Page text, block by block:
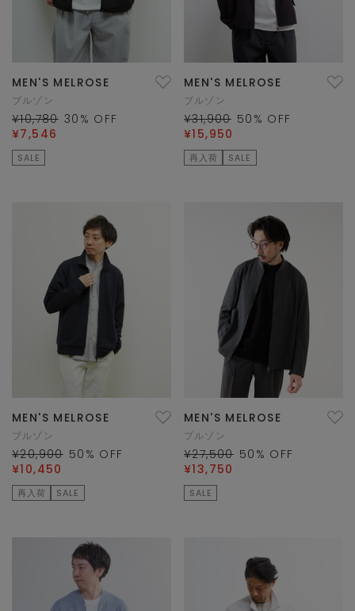
MEN'S MELROSE
ブルゾン
¥10,780 30 % OFF
¥7,546
SALE
MEN'S MELROSE
ブルゾン
¥31,900 50 % OFF
¥15,950
再入荷 SALE
MEN'S MELROSE
ブルゾン
¥20,900 50 % OFF
¥10,450
再入荷 SALE
MEN'S MELROSE
ブルゾン
¥27,500 50 % OFF
¥13,750
SALE